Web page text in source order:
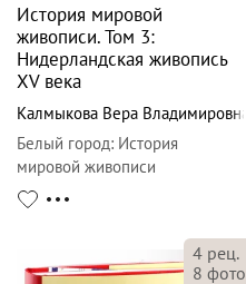
История мировой
живописи. Том 3:
Нидерландская живопись
XV века
Калмыкова Вера Владимировна
Белый город: История
мировой живописи
4 рец.
8 фото